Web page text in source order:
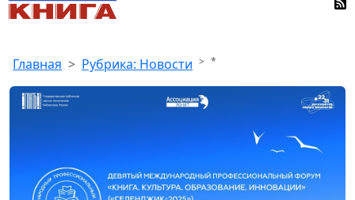
Главная Рубрика: Новости *